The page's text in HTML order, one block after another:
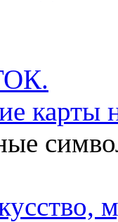
карты